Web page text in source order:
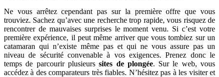
Ne vous arrêtez cependant pas sur la première offre que vous
trouviez. Sachez qu’avec une recherche trop rapide, vous risquez de
rencontrer de mauvaises surprises le moment venu. Si c’est votre
première expérience, il peut même arriver que vous tombiez sur un
catamaran qui n’existe même pas et qui ne vous assure pas un
niveau de sécurité convenable à vos exigences. Prenez donc le
temps de parcourir plusieurssites de plongée. Sur le web, vous
accédez à des comparateurs très fiables. N’hésitez pas à les visiter et